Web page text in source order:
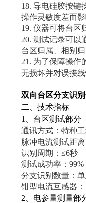
18. 导电硅胶按键
操作灵敏度差而
19. 仪器可将台区
20. 测试记录可以
台区归属、相别
21. 为了保障操作
无损坏并对误接
双向台区分支识
二、技术指标
1、台区测试部分
通讯方式：特种
脉冲电流测试距
识别周期：≤6秒
测试成功率：99%
分支识别数量：
钳型电流互感器
2、电参量测量部